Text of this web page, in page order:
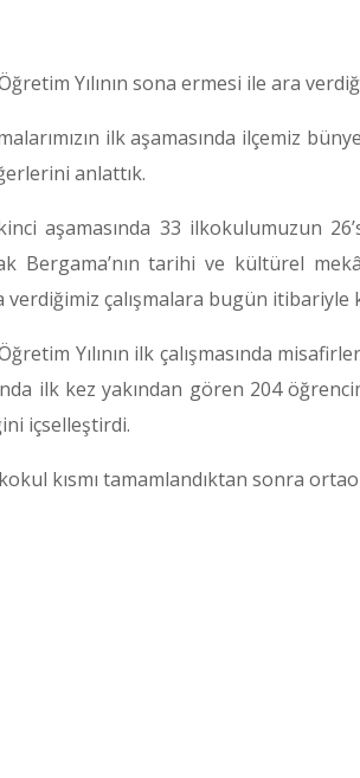
Yılının sona ermesi ile ara
ilk aşamasında ilçemiz
anlattık.
ikinci aşamasında 33 ilkokulumuzun
Bergama’nın tarihi ve kültürel
çalışmalara bugün itibariyle
Yılının ilk çalışmasında
ilk kez yakından gören 204
içselleştirdi.
kısmı tamamlandıktan sonra